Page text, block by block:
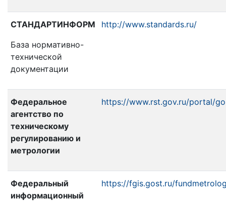
СТАНДАРТИНФОРМ
База нормативно-
технической
документации
http://www.standards.ru/
Федеральное
агентство по
техническому
регулированию и
метрологии
https://www.rst.gov.ru/portal/
Федеральный
информационный
https://fgis.gost.ru/